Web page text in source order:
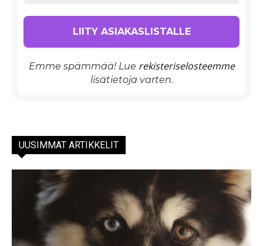
Emme spämmää! Lue rekisteriselosteemme
lisätietoja varten.
UUSIMMAT ARTIKKELIT